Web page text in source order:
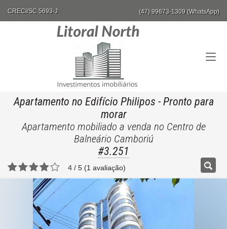
CRECI/SC 5693-J (47) 99673-1309 (WhatsApp)
Apartamento no Edifício Philipos - Pronto para
morar
Apartamento mobiliado a venda no Centro de
Balneário Camboriú
#3.251
4 / 5 (1 avaliação)